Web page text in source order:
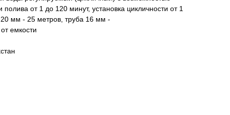
полива от 1 до 120 минут, установка цикличности от 1
мм - 25 метров, труба 16 мм -
емкости